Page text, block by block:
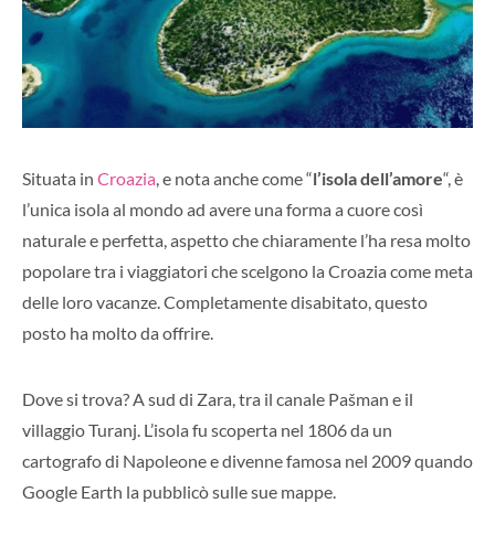
Situata in Croazia , e nota anche come “l’isola dell’amore“, è
l’unica isola al mondo ad avere una forma a cuore così
naturale e perfetta, aspetto che chiaramente l’ha resa molto
popolare tra i viaggiatori che scelgono la Croazia come meta
delle loro vacanze. Completamente disabitato, questo
posto ha molto da offrire.
Dove si trova? A sud di Zara, tra il canale Pašman e il
villaggio Turanj. L’isola fu scoperta nel 1806 da un
cartografo di Napoleone e divenne famosa nel 2009 quando
Google Earth la pubblicò sulle sue mappe.